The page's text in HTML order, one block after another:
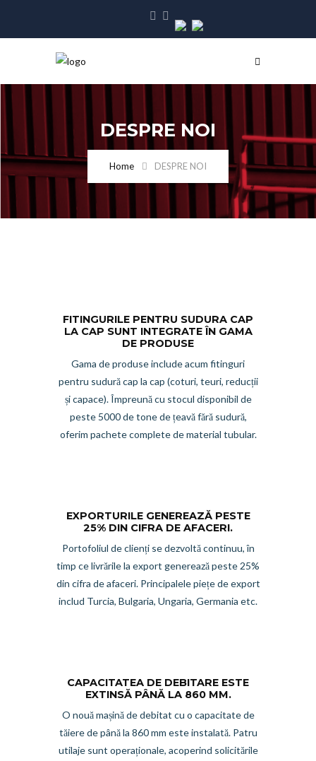
DESPRE NOI
Home DESPRE NOI
FITINGURILE PENTRU SUDURA CAP
LA CAP SUNT INTEGRATE ÎN GAMA
DE PRODUSE
Gama de produse include acum fitinguri
pentru sudură cap la cap (coturi, teuri, reducții
și capace). Împreună cu stocul disponibil de
peste 5000 de tone de țeavă fără sudură,
oferim pachete complete de material tubular.
EXPORTURILE GENEREAZĂ PESTE
25% DIN CIFRA DE AFACERI.
Portofoliul de clienți se dezvoltă continuu, în
timp ce livrările la export generează peste 25%
din cifra de afaceri. Principalele piețe de export
includ Turcia, Bulgaria, Ungaria, Germania etc.
CAPACITATEA DE DEBITARE ESTE
EXTINSĂ PÂNĂ LA 860 MM.
O nouă mașină de debitat cu o capacitate de
tăiere de până la 860 mm este instalată. Patru
utilaje sunt operaționale, acoperind solicitările